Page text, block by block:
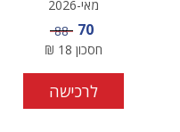
מאי-2026
מחיר מבצע
70 מחיר
88
חסכון 18
₪
לרכישה